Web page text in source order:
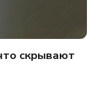
скрывают